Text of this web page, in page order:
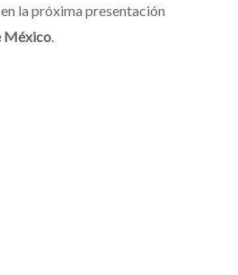
la próxima presentación
México